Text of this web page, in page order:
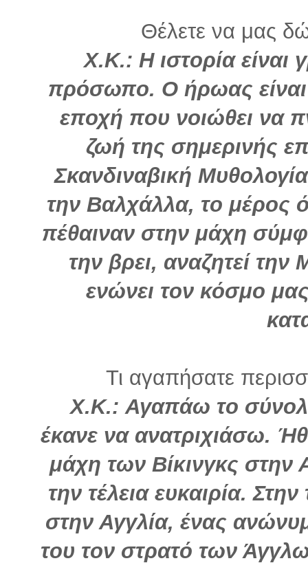
Θέλετε να μας
Χ.Κ.: Η ιστορία είναι
πρόσωπο. Ο ήρωας είναι
εποχή που νοιώθει να
ζωή της σημερινής
Σκανδιναβική
την Βαλχάλλα, το μέρος
πέθαιναν στην μάχη
την βρει, αναζητεί
ενώνει τον κόσμο
Τι αγαπήσατε
Χ.Κ.: Αγαπάω το
έκανε να ανατριχιάσω.
μάχη των Βίκινγκς στην
την τέλεια ευκαιρία.
στην Αγγλία, ένας
του τον στρατό των